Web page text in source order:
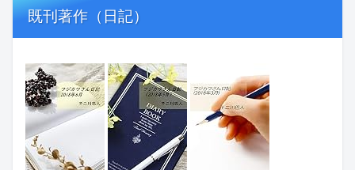
既刊著作（日記）